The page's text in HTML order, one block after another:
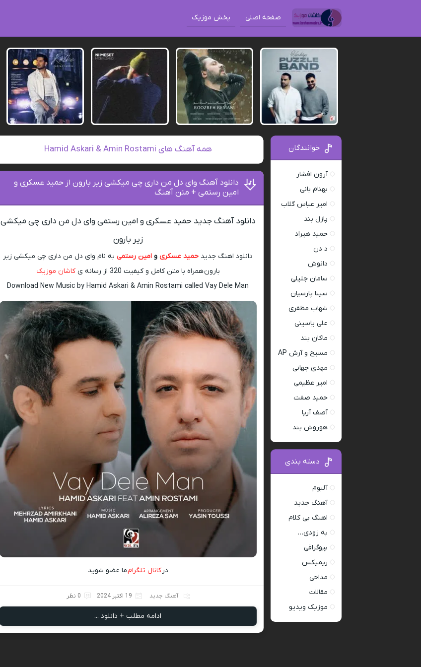
صفحه اصلی پخش موزیک
همه آهنگ های Hamid Askari & Amin Rostami
دانلود آهنگ وای دل من داری چی میکشی زیر بارون از حمید عسکری و
امین رستمی + متن آهنگ
دانلود آهنگ جدید حمید عسکری و امین رستمی وای دل من داری چی میکشی
زیر بارون
دانلود اهنگ جدید حمید عسکریو امین رستمی به نام وای دل من داری چی میکشی زیر
بارون همراه با متن کامل و کیفیت 320 از رسانه ی
کاشان موزیک
Download New Music by Hamid Askari & Amin Rostami called Vay Dele Man
درکانال تلگرامما عضو شوید
آهنگ جدید 19 اکتبر 2024 0 نظر
ادامه مطلب + دانلود ...
خوانندگان
آرون افشار
بهنام بانی
امیر عباس گلاب
پازل بند
حمید هیراد
د دن
دانوش
سامان جلیلی
سینا پارسیان
شهاب مظفری
علی یاسینی
ماکان بند
مسیح و آرش AP
مهدی جهانی
امیر عظیمی
حمید صفت
آصف آریا
هوروش بند
دسته بندی
آلبوم
آهنگ جدید
اهنگ بی کلام
به زودی…
بیوگرافی
ریمیکس
مداحی
مقالات
موزیک ویدیو